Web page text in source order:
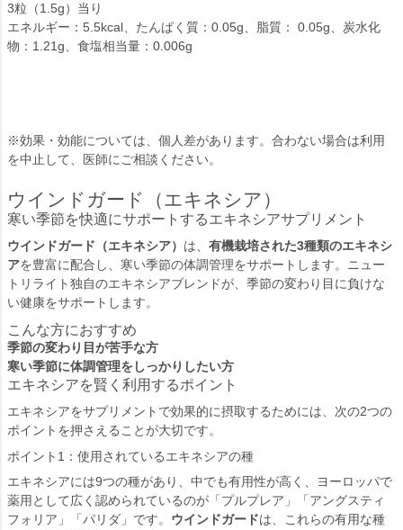
3粒（1.5g）当り
エネルギー：5.5kcal、たんぱく質：0.05g、脂質： 0.05g、炭水化
物：1.21g、食塩相当量：0.006g
※効果・効能については、個人差があります。合わない場合は利用
を中止して、医師にご相談ください。
ウインドガード（エキネシア）
寒い季節を快適にサポートするエキネシアサプリメント
ウインドガード（エキネシア） は、 有機栽培された3種類のエキネシ
アを豊富に配合し、寒い季節の体調管理をサポートします。ニュー
トリライト独自のエキネシアブレンドが、季節の変わり目に負けな
い健康をサポートします。
こんな方におすすめ
季節の変わり目が苦手な方
寒い季節に体調管理をしっかりしたい方
エキネシアを賢く利用するポイント
エキネシアをサプリメントで効果的に摂取するためには、次の2つの
ポイントを押さえることが大切です。
ポイント1：使用されているエキネシアの種
エキネシアには9つの種があり、中でも有用性が高く、ヨーロッパで
薬用として広く認められているのが「プルプレア」「アングスティ
フォリア」「パリダ」です。 ウインドガードは、これらの有用な種